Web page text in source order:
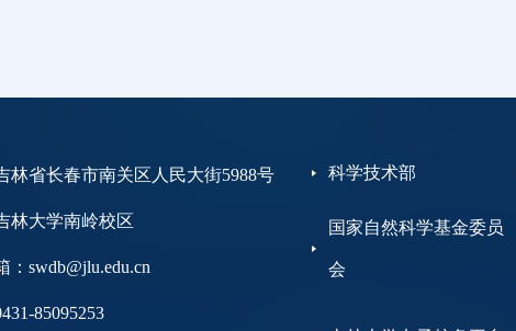
林省长春市南关区人民大街5988号
南岭校区
：swdb@jlu.edu.cn
85095253
科学技术部
国家自然科学基金委员
会